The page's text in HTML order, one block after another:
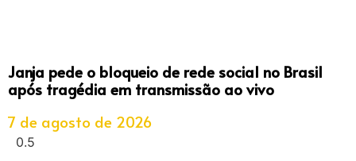
Janja pede o bloqueio de rede social no Brasil
após tragédia em transmissão ao vivo
7 de agosto de 2026